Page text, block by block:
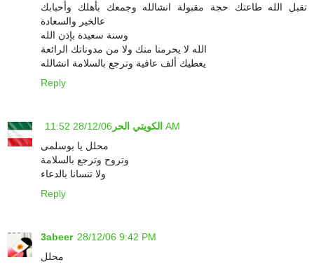
تقبل الله طاعتك حجة مقبولة انشالله وجمعك بأهلك وأحبابك
عالخير والسعادة
وسنة سعيدة بإذن الله
الله لا يحرمنا منك ولا من مدوناتك الرائعة
يعطيك ألف عافية وترجع بالسلامة انشالله
Reply
الكويتي الحر 28/12/06 11:52 AM
محلل يا بوسلمى
وتروح وترجع بالسلامة
ولا تنسانا بالدعاء
Reply
3abeer 28/12/06 9:42 PM
محلل